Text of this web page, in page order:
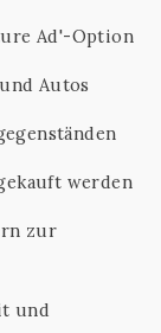
Ad'-Option
Autos
werden
zur
und